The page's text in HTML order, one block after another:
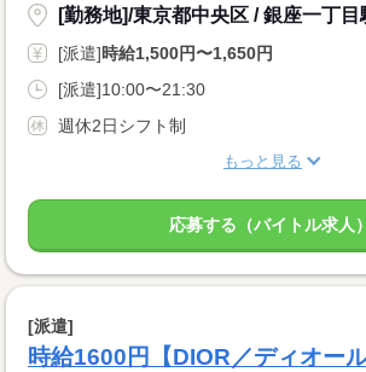
[勤務地]/東京都中央区 / 銀座一丁目
[派遣]時給1,500円〜1,650円
[派遣]10:00〜21:30
週休2日シフト制
もっと見る
応募する（バイトル求人）
[派遣]
時給1600円【DIOR／ディオー